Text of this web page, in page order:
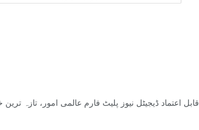
قابل اعتماد ڈیجیٹل نیوز پلیٹ فارم عالمی امور، تازہ